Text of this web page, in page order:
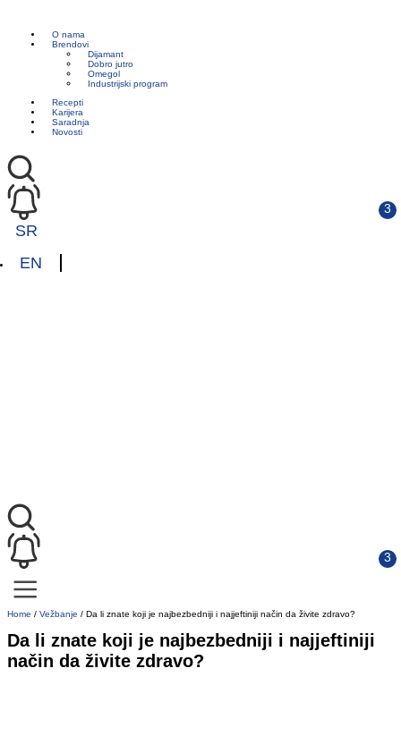
O nama
Brendovi
Dijamant
Dobro jutro
Omegol
Industrijski program
Recepti
Karijera
Saradnja
Novosti
SR
EN
Home / Vežbanje / Da li znate koji je najbezbedniji i najjeftiniji način da živite zdravo?
Da li znate koji je najbezbedniji i najjeftiniji
način da živite zdravo?